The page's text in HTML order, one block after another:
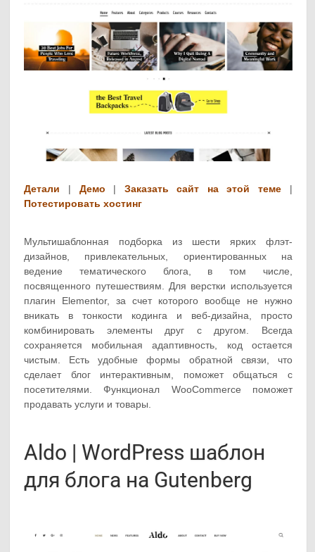
Детали | Демо | Заказать сайт на этой теме |
Потестировать хостинг
Мультишаблонная подборка из шести ярких флэт-
дизайнов, привлекательных, ориентированных на
ведение тематического блога, в том числе,
посвященного путешествиям. Для верстки используется
плагин Elementor, за счет которого вообще не нужно
вникать в тонкости кодинга и веб-дизайна, просто
комбинировать элементы друг с другом. Всегда
сохраняется мобильная адаптивность, код остается
чистым. Есть удобные формы обратной связи, что
сделает блог интерактивным, поможет общаться с
посетителями. Функционал WooCommerce поможет
продавать услуги и товары.
Aldo | WordPress шаблон
для блога на Gutenberg